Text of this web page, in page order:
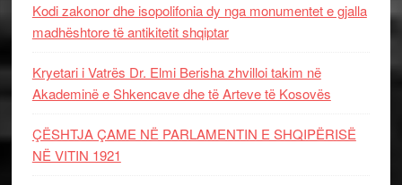
Kodi zakonor dhe isopolifonia dy nga monumentet e gjalla
madhështore të antikitetit shqiptar
Kryetari i Vatrës Dr. Elmi Berisha zhvilloi takim në
Akademinë e Shkencave dhe të Arteve të Kosovës
ÇËSHTJA ÇAME NË PARLAMENTIN E SHQIPËRISË
NË VITIN 1921